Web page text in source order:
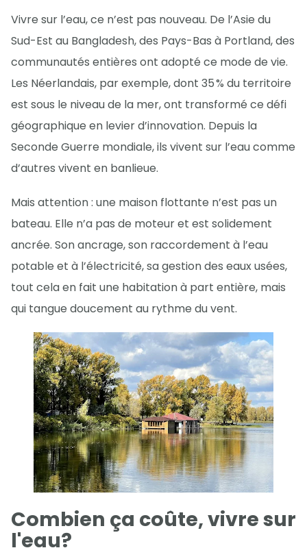
Vivre sur l’eau, ce n’est pas nouveau. De l’Asie du
Sud-Est au Bangladesh, des Pays-Bas à Portland, des
communautés entières ont adopté ce mode de vie.
Les Néerlandais, par exemple, dont 35 % du territoire
est sous le niveau de la mer, ont transformé ce défi
géographique en levier d’innovation. Depuis la
Seconde Guerre mondiale, ils vivent sur l’eau comme
d’autres vivent en banlieue.
Mais attention : une maison flottante n’est pas un
bateau. Elle n’a pas de moteur et est solidement
ancrée. Son ancrage, son raccordement à l’eau
potable et à l’électricité, sa gestion des eaux usées,
tout cela en fait une habitation à part entière, mais
qui tangue doucement au rythme du vent.
Combien ça coûte, vivre sur
l'eau?